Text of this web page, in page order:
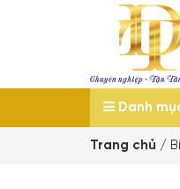
Danh
Trang chủ /